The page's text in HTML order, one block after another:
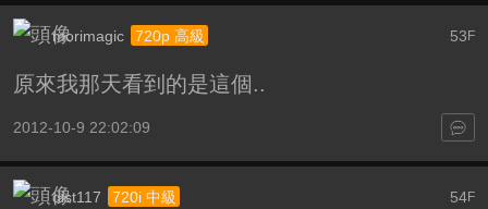
53F
morimagic 720p 高級
原來我那天看到的是這個..
2012-10-9 22:02:09
54F
dist117 720i 中級